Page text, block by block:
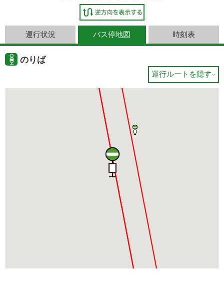
運行状況 バス停地図 時刻表
のりば
運行ルートを隠す